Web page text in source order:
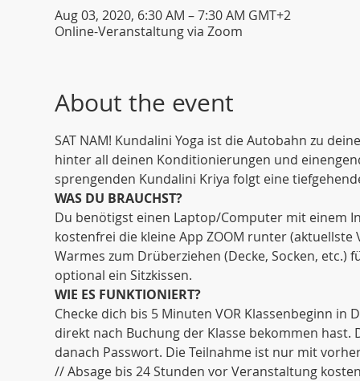
Aug 03, 2020, 6:30 AM – 7:30 AM GMT+2
Online-Veranstaltung via Zoom
About the event
SAT NAM! Kundalini Yoga ist die Autobahn zu
hinter all deinen Konditionierungen und
sprengenden Kundalini Kriya folgt eine
WAS DU BRAUCHST?
Du benötigst einen Laptop/Computer mit einem
kostenfrei die kleine App ZOOM runter
Warmes zum Drüberziehen (Decke, Socken,
optional ein Sitzkissen.
WIE ES FUNKTIONIERT?
Checke dich bis 5 Minuten VOR Klassenbeginn in
direkt nach Buchung der Klasse bekommen
danach Passwort. Die Teilnahme ist nur mit
// Absage bis 24 Stunden vor Veranstaltung